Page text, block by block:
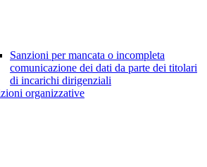
Sanzioni per mancata o incompleta
comunicazione dei dati da parte dei titolari
di incarichi dirigenziali
organizzative